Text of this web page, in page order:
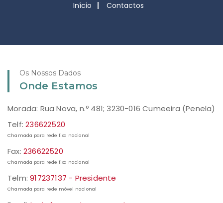
Início Contactos
Os Nossos Dados
Onde Estamos
Morada: Rua Nova, n.º 481; 3230-016 Cumeeira (Penela)
Telf:236622520
Chamada para rede fixa nacional
Fax: 236622520
Chamada para rede fixa nacional
Telm:917237137 - Presidente
Chamada para rede móvel nacional